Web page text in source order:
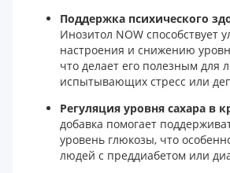
Поддержка психического
Инозитол NOW способствует
настроения и снижению
что делает его полезным для
испытывающих стресс или
Регуляция уровня сахара в
добавка помогает
уровень глюкозы, что
людей с преддиабетом или